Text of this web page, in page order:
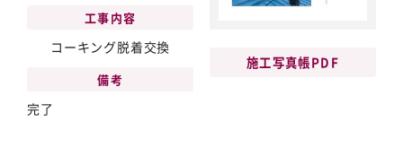
工事内容
コーキング脱着交換
備考
完了
施工写真帳PDF